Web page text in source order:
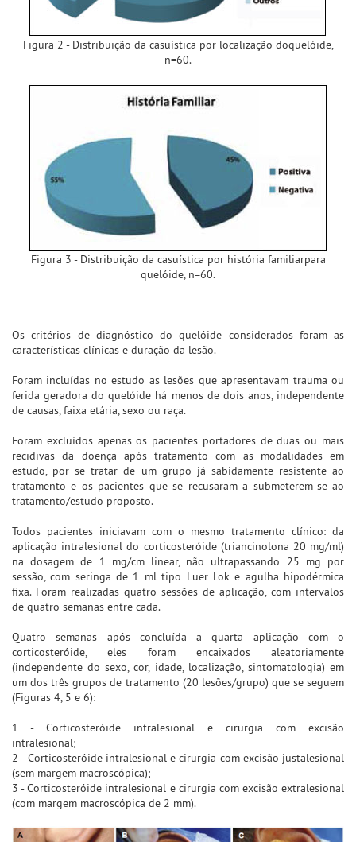
Figura 2 - Distribuição da casuística por localização doquelóide,
n=60.
Figura 3 - Distribuição da casuística por história familiarpara
quelóide, n=60.
Os critérios de diagnóstico do quelóide considerados foram as
características clínicas e duração da lesão.
Foram incluídas no estudo as lesões que apresentavam trauma ou
ferida geradora do quelóide há menos de dois anos, independente
de causas, faixa etária, sexo ou raça.
Foram excluídos apenas os pacientes portadores de duas ou mais
recidivas da doença após tratamento com as modalidades em
estudo, por se tratar de um grupo já sabidamente resistente ao
tratamento e os pacientes que se recusaram a submeterem-se ao
tratamento/estudo proposto.
Todos pacientes iniciavam com o mesmo tratamento clínico: da
aplicação intralesional do corticosteróide (triancinolona 20 mg/ml)
na dosagem de 1 mg/cm linear, não ultrapassando 25 mg por
sessão, com seringa de 1 ml tipo Luer Lok e agulha hipodérmica
fixa. Foram realizadas quatro sessões de aplicação, com intervalos
de quatro semanas entre cada.
Quatro semanas após concluída a quarta aplicação com o
corticosteróide, eles foram encaixados aleatoriamente
(independente do sexo, cor, idade, localização, sintomatologia) em
um dos três grupos de tratamento (20 lesões/grupo) que se seguem
(Figuras 4, 5 e 6):
1 - Corticosteróide intralesional e cirurgia com excisão
intralesional;
2 - Corticosteróide intralesional e cirurgia com excisão justalesional
(sem margem macroscópica);
3 - Corticosteróide intralesional e cirurgia com excisão extralesional
(com margem macroscópica de 2 mm).